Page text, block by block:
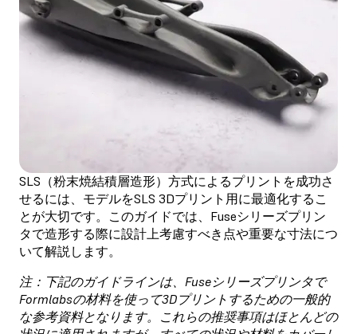
SLS（粉末焼結積層造形）方式によるプリントを成功さ
せるには、モデルをSLS 3Dプリント用に最適化するこ
とが大切です。このガイドでは、Fuseシリーズプリン
タで造形する際に設計上考慮すべき点や重要な寸法につ
いて解説します。
注：下記のガイドラインは、Fuseシリーズプリンタで
Formlabsの材料を使って3Dプリントするための一般的
な参考資料となります。これらの推奨事項はほとんどの